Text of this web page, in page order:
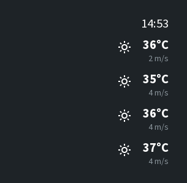
14:53
36°C
2 m/s
35°C
4 m/s
36°C
4 m/s
37°C
4 m/s